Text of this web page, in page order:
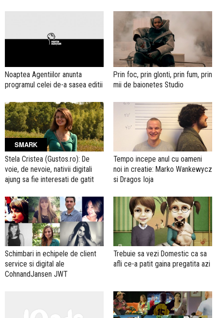
Noaptea Agentiilor anunta
programul celei de-a sasea editii
Prin foc, prin glonti, prin fum, prin
mii de baionetes Studio
SMARK
Stela Cristea (Gustos.ro): De
voie, de nevoie, nativii digitali
ajung sa fie interesati de gatit
Tempo incepe anul cu oameni
noi in creatie: Marko Wankewycz
si Dragos Ioja
Schimbari in echipele de client
service si digital ale
CohnandJansen JWT
Trebuie sa vezi Domestic ca sa
afli ce-a patit gaina pregatita azi